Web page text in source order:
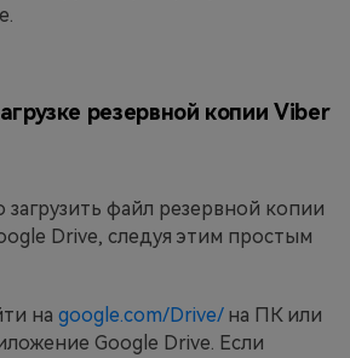
резервной копии Viber
файл резервной копии
Drive, следуя этим простым
на google.com/Drive/на ПК или
Google Drive. Если